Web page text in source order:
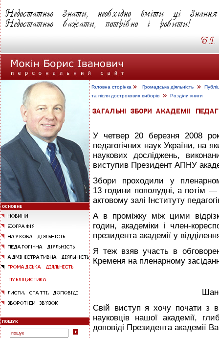
Головна сторінка Громадська діяльність
та після дострокових виборів
Розділи книги
У четвер 20 березня 2008
педагогічних наук України, на
наукових досліджень,
виступив Президент АПНУ
Збори проходили у
13 години пополудні, а потім
актовому залі Інституту
А в проміжку між цими
годин, академіки і член-
президента академії у
Я теж взяв участь в
Кременя на пленарному
Свій виступ я хочу почати з
науковців нашої академії,
доповіді Президента академії